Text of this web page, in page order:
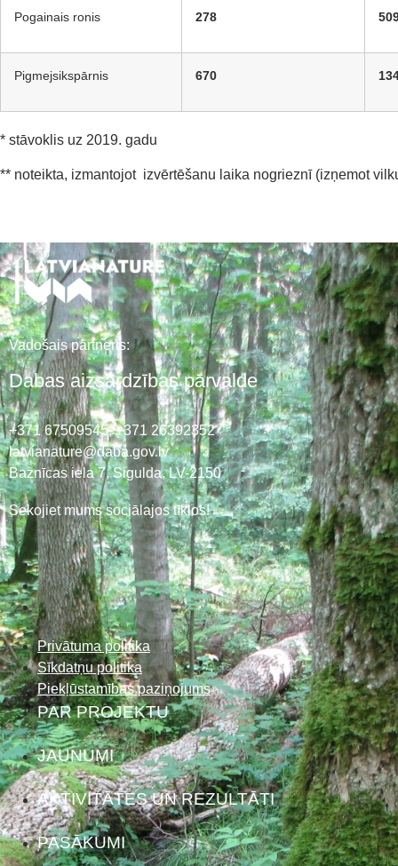
Pogainais ronis 278
Pigmejsikspārnis 670
* stāvoklis uz 2019. gadu
** noteikta, izmantojot izvērtēšanu laika nogrieznī(izņemot
Vadošais partneris:
Dabas aizsardzības pārvalde
+371 67509545,+371 26392352
latvianature@daba.gov.lv
Baznīcas iela 7, Sigulda, LV-2150
Sekojiet mums sociālajos tīklos!
Privātuma politika
Sīkdatņu politika
Piekļūstamības paziņojums
PAR PROJEKTU
JAUNUMI
AKTIVITĀTES UN REZULTĀTI
PASĀKUMI